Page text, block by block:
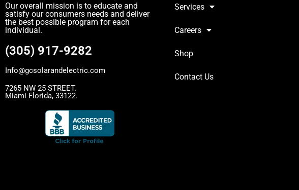
Our overall mission is to educate and
satisfy our consumers needs and deliver
the best possible program for each
individual.
(305) 917-9282
Info@gcsolarandelectric.com
7265 NW 25 STREET.
Miami Florida, 33122.
Services
Careers
Shop
Contact Us